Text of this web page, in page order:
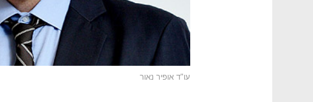
עו"ד אופיר נאור